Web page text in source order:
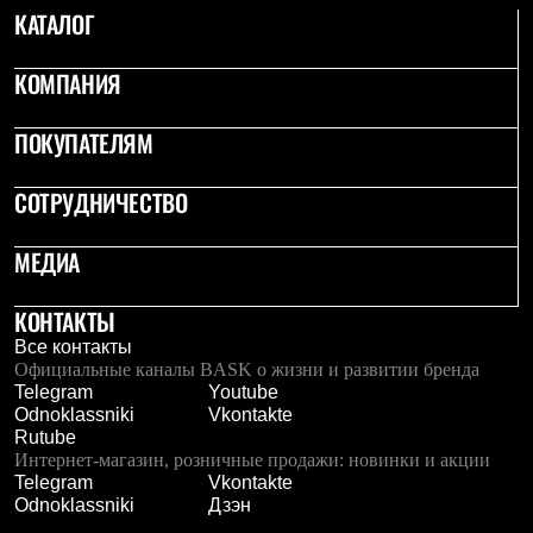
PEAK
ЗА ПОЛЯРНЫМ КРУГОМ
BASK kids
CITY
BASK juno
ИДЁМ В ПОХОД
Каталог дилеров
Компания
История
Отцы основатели
Производство
Баск в вашем городе
Контроль качества
Технологии
Команда Баск
Сотрудничество
Дилерам
Стать дилером
Корпоративным клиентам
Услуги
КАТАЛОГ
КОМПАНИЯ
ПОКУПАТЕЛЯМ
СОТРУДНИЧЕСТВО
МЕДИА
КОНТАКТЫ
Все контакты
Официальные каналы BASK о жизни и развитии бренда
Telegram
Youtube
Odnoklassniki
Vkontakte
Rutube
Интернет-магазин, розничные продажи: новинки и акции
Telegram
Vkontakte
Odnoklassniki
Дзэн